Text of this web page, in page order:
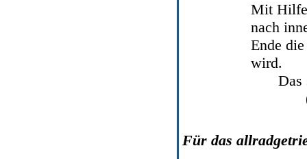
Mit Hilfe
nach
Ende
wird.
Das
Für das